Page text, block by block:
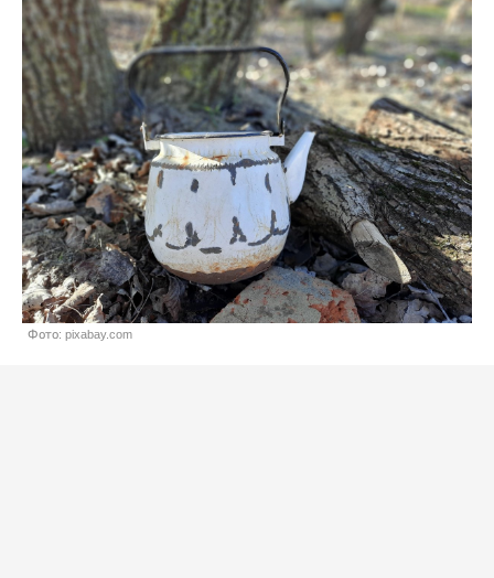
Фото: pixabay.com